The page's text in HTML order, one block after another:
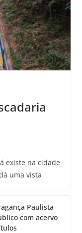
existe na cidade
uma vista
Paulista
com acervo